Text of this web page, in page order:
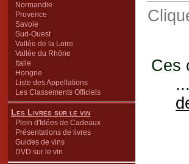
Normandie
Provence
Savoie
Sud-Ouest
Vallée de la Loire
Vallée du Rhône
Italie
Hongrie
Liste des Appellations
Les Classements Officiels
Les Livres sur le vin
Plein d'Idées de Cadeaux
Présentations de livres
Guides de vins
DVD sur le vin
Ces